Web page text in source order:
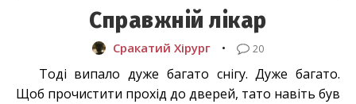
Справжній лікар
Сракатий Хірург • 20
Тоді випало дуже багато снігу. Дуже багато.
Щоб прочистити прохід до дверей, тато навіть був